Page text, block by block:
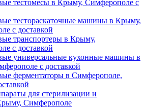
тестомесы в Крыму, Симферополе с
тестораскаточные машины в Крыму,
с доставкой
транспортеры в Крыму,
с доставкой
универсальные кухонные машины в
с доставкой
ферментаторы в Симферополе,
для стерилизации и
Симферополе